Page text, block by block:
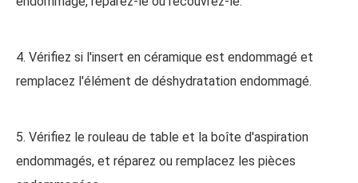
4. Vérifiez si l'insert en céramique est endommagé et
remplacez l'élément de déshydratation endommagé.
5. Vérifiez le rouleau de table et la boîte d'aspiration
endommagés, et réparez ou remplacez les pièces